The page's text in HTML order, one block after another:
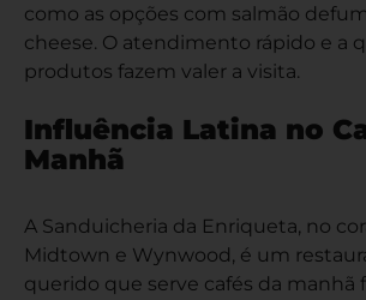
como as opções com salmão
cheese. O atendimento rápido e a
produtos fazem valer a visita.
Influência Latina no
Manhã
A Sanduicheria da Enriqueta, no
Midtown e Wynwood, é um
querido que serve cafés da manhã